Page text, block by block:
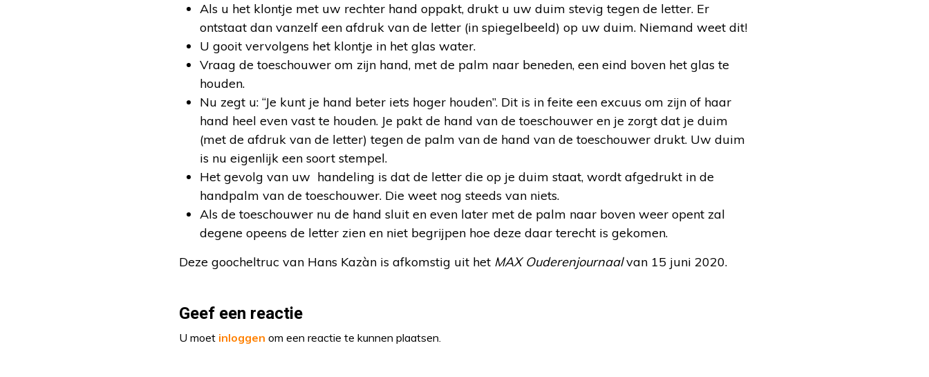
Als u het klontje met uw rechter hand oppakt, drukt u uw duim stevig tegen de letter. Er
ontstaat dan vanzelf een afdruk van de letter (in spiegelbeeld) op uw duim. Niemand weet dit!
U gooit vervolgens het klontje in het glas water.
Vraag de toeschouwer om zijn hand, met de palm naar beneden, een eind boven het glas te
houden.
Nu zegt u: “Je kunt je hand beter iets hoger houden”. Dit is in feite een excuus om zijn of haar
hand heel even vast te houden. Je pakt de hand van de toeschouwer en je zorgt dat je duim
(met de afdruk van de letter) tegen de palm van de hand van de toeschouwer drukt. Uw duim
is nu eigenlijk een soort stempel.
Het gevolg van uw handeling is dat de letter die op je duim staat, wordt afgedrukt in de
handpalm van de toeschouwer. Die weet nog steeds van niets.
Als de toeschouwer nu de hand sluit en even later met de palm naar boven weer opent zal
degene opeens de letter zien en niet begrijpen hoe deze daar terecht is gekomen.
Deze goocheltruc van Hans Kazàn is afkomstig uit het MAX Ouderenjournaalvan 15 juni 2020.
Geef een reactie
U moet inloggen om een reactie te kunnen plaatsen.